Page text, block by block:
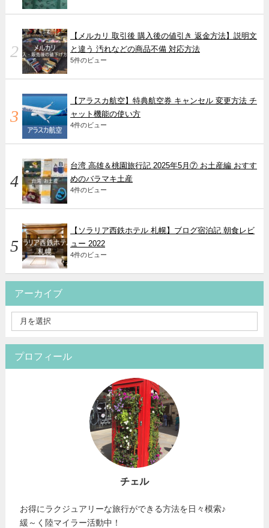
【メルカリ 取引後 購入後の値引き 返金方法】説明文
と違う 汚れなどの商品不備 対応方法
5件のビュー
【アラスカ航空】特典航空券 キャンセル 変更方法 チ
ャット機能の使い方
4件のビュー
台湾 高雄＆桃園旅行記 2025年5月⑦ お土産編 おすす
めのバラマキ土産
4件のビュー
【ソラリア西鉄ホテル 札幌】ブログ宿泊記 朝食レビ
ュー 2022
4件のビュー
アーカイブ
プロフィール
チェル
お得にラクジュアリーな旅行ができる方法を日々模索♪
緩～く陸マイラー活動中！